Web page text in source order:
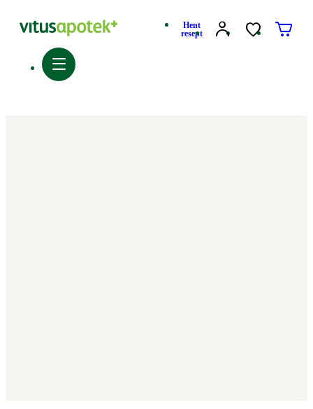
Hent
resept